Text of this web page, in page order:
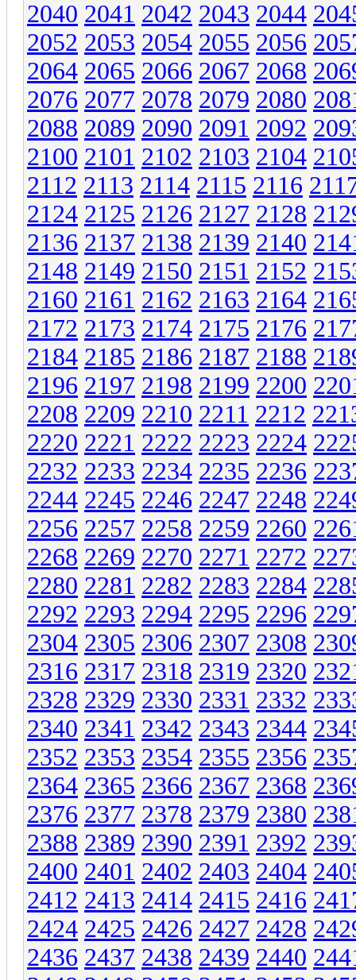
2040 2041 2042 2043 2044
2052 2053 2054 2055 2056
2064 2065 2066 2067 2068
2076 2077 2078 2079 2080
2088 2089 2090 2091 2092
2100 2101 2102 2103 2104
2112 2113 2114 2115 2116
2124 2125 2126 2127 2128
2136 2137 2138 2139 2140
2148 2149 2150 2151 2152
2160 2161 2162 2163 2164
2172 2173 2174 2175 2176
2184 2185 2186 2187 2188
2196 2197 2198 2199 2200
2208 2209 2210 2211 2212
2220 2221 2222 2223 2224
2232 2233 2234 2235 2236
2244 2245 2246 2247 2248
2256 2257 2258 2259 2260
2268 2269 2270 2271 2272
2280 2281 2282 2283 2284
2292 2293 2294 2295 2296
2304 2305 2306 2307 2308
2316 2317 2318 2319 2320
2328 2329 2330 2331 2332
2340 2341 2342 2343 2344
2352 2353 2354 2355 2356
2364 2365 2366 2367 2368
2376 2377 2378 2379 2380
2388 2389 2390 2391 2392
2400 2401 2402 2403 2404
2412 2413 2414 2415 2416
2424 2425 2426 2427 2428
2436 2437 2438 2439 2440